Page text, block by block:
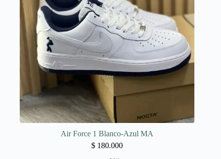
en
la
página
de
producto
Air Force 1 Blanco-Azul MA
$ 180.000